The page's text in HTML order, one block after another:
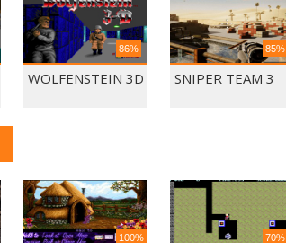
86%
WOLFENSTEIN 3D
85%
SNIPER TEAM 3
100% 70%